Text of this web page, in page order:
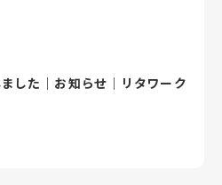
した｜お知らせ｜リタワーク